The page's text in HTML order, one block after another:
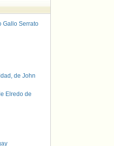
Gallo Serrato
de John
Elredo de